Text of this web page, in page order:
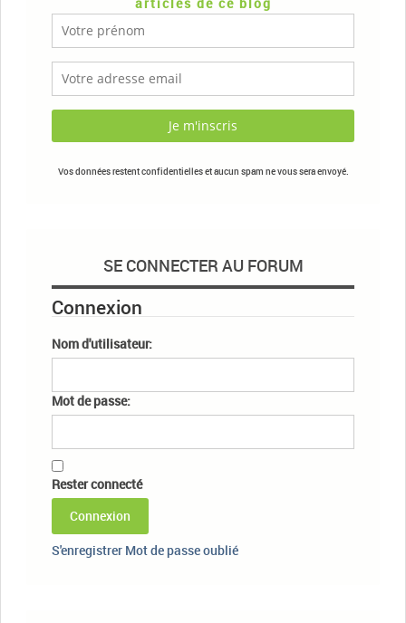
Vos données restent confidentielles et aucun spam ne vous sera envoyé.
SE CONNECTER AU FORUM
Connexion
Nom d'utilisateur:
Mot de passe:
Rester connecté
Connexion
S'enregistrer Mot de passe oublié